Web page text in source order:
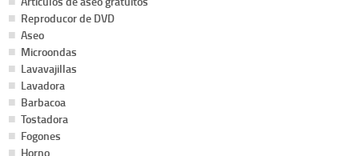
Reproducor de DVD
Aseo
Microondas
Lavavajillas
Lavadora
Barbacoa
Tostadora
Fogones
Horno